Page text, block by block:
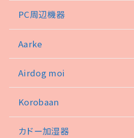
PC周辺機器
Aarke
Airdog moi
Korobaan
カドー加湿器